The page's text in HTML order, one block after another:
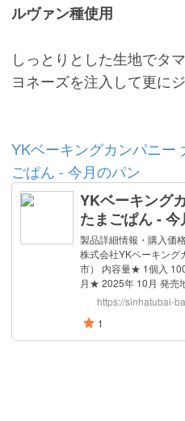
ルヴァン種使用
しっとりとした生地でタ
ヨネーズを注入して更に
YKベーキングカンパニー
ごぱん - 今月のパン